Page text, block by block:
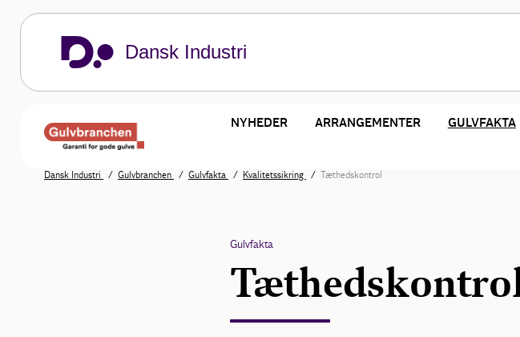
Dansk Industri
NYHEDER ARRANGEMENTER GULVFAKTA
Dansk Industri Gulvbranchen Gulvfakta Kvalitetssikring Tæthedskontrol
Gulvfakta